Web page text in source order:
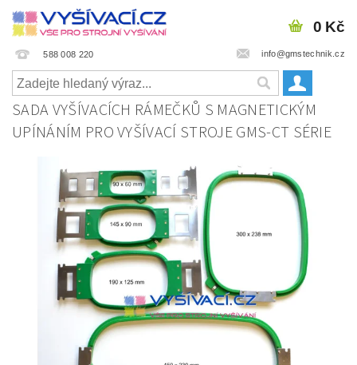
588 008 220 info@gmstechnik.cz
0 Kč
SADA VYŠÍVACÍCH RÁMEČKŮ S MAGNETICKÝM
UPÍNÁNÍM PRO VYŠÍVACÍ STROJE GMS-CT SÉRIE